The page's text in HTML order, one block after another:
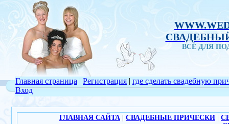
ВСЁ ДЛЯ
Главная страница | Регистрация |
Вход
где сделать свадебную
ГЛАВНАЯ САЙТА СВАДЕБНЫЕ ПРИЧЕСКИ